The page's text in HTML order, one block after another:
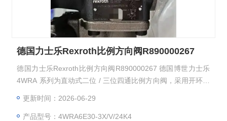
德国力士乐Rexroth比例方向阀R890000267
德国力士乐Rexroth比例方向阀R890000267 德国博世力士乐
4WRA 系列为直动式二位 / 三位四通比例方向阀，采用开环控
流向与流量，具备响应速度快、安装互换性强、换向运行平稳
更新时间：2026-06-29
产品型号：4WRA6E30-3X/V/24K4